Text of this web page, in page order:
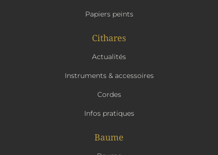
Papiers peints
Cithares
Actualités
Instruments & accessoires
Cordes
Infos pratiques
Baume